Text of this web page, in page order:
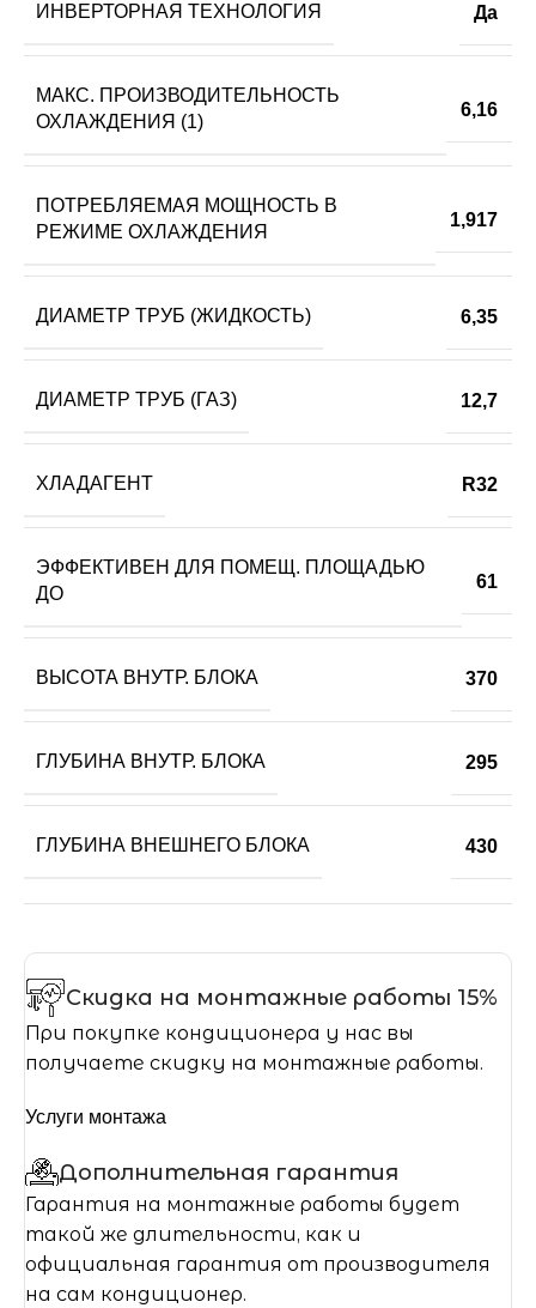
ИНВЕРТОРНАЯ ТЕХНОЛОГИЯ Да
МАКС. ПРОИЗВОДИТЕЛЬНОСТЬ
ОХЛАЖДЕНИЯ (1)
6,16
ПОТРЕБЛЯЕМАЯ МОЩНОСТЬ В
РЕЖИМЕ ОХЛАЖДЕНИЯ
1,917
ДИАМЕТР ТРУБ (ЖИДКОСТЬ) 6,35
ДИАМЕТР ТРУБ (ГАЗ) 12,7
ХЛАДАГЕНТ R32
ЭФФЕКТИВЕН ДЛЯ ПОМЕЩ. ПЛОЩАДЬЮ
ДО
61
ВЫСОТА ВНУТР. БЛОКА 370
ГЛУБИНА ВНУТР. БЛОКА 295
ГЛУБИНА ВНЕШНЕГО БЛОКА 430
Скидка на монтажные работы 15%
При покупке кондиционера у нас вы
получаете скидку на монтажные работы.
Услуги монтажа
Дополнительная гарантия
Гарантия на монтажные работы будет
такой же длительности, как и
официальная гарантия от производителя
на сам кондиционер.